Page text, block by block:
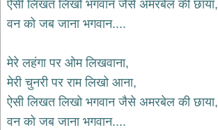
bhajans
durga
bhajans
गणेश
भजन
ganesh
ऐसी लिखत लिखो भगवान जैसे अमरबेल की छाया,
वन को जब जाना भगवान....
मेरे लहंगा पर ओम लिखवाना,
मेरी चुनरी पर राम लिखो आना,
ऐसी लिखत लिखो भगवान जैसे अमरबेल की छाया,
वन को जब जाना भगवान....